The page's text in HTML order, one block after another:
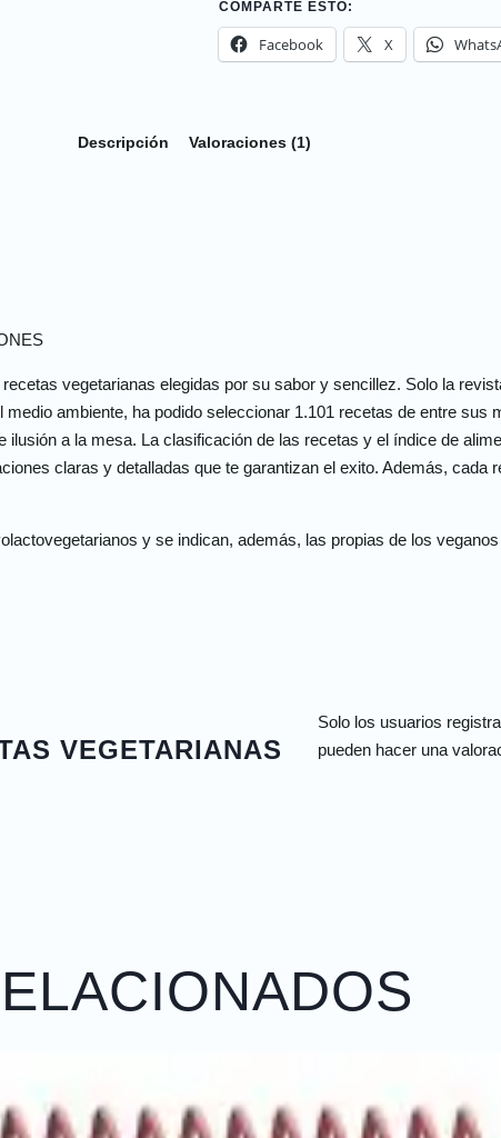
COMPARTE ESTO:
Facebook X
Descripción Valoraciones (1)
vegetarianas elegidas por su sabor y sencillez. Solo la
ambiente, ha podido seleccionar 1.101 recetas de entre sus
a la mesa. La clasificación de las recetas y el índice de
claras y detalladas que te garantizan el exito. Además, cada
y se indican, además, las propias de los
VEGETARIANAS
Solo los usuarios
pueden hacer una